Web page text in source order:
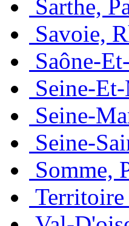
Sarthe,
Savoie,
Saône-
Seine-
Seine-
Seine-
Somme,